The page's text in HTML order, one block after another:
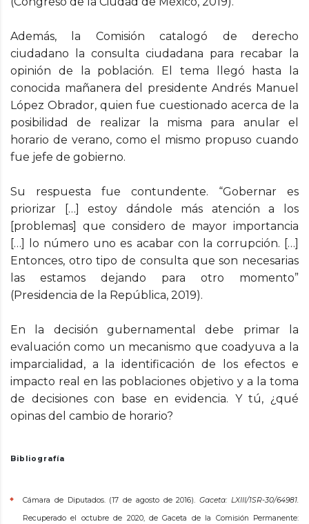
Además, la Comisión catalogó de derecho
ciudadano la consulta ciudadana para recabar la
opinión de la población. El tema llegó hasta la
conocida mañanera del presidente Andrés Manuel
López Obrador, quien fue cuestionado acerca de la
posibilidad de realizar la misma para anular el
horario de verano, como el mismo propuso cuando
fue jefe de gobierno.
Su respuesta fue contundente. “Gobernar es
priorizar […] estoy dándole más atención a los
[problemas] que considero de mayor importancia
[…] lo número uno es acabar con la corrupción. […]
Entonces, otro tipo de consulta que son necesarias
las estamos dejando para otro momento”
(Presidencia de la República, 2019).
En la decisión gubernamental debe primar la
evaluación como un mecanismo que coadyuva a la
imparcialidad, a la identificación de los efectos e
impacto real en las poblaciones objetivo y a la toma
de decisiones con base en evidencia. Y tú, ¿qué
opinas del cambio de horario?
Bibliografía
Cámara de Diputados. (17 de agosto de 2016).Gaceta: LXIII/1SR-30/64981.
Recuperado el octubre de 2020, de Gaceta de la Comisión Permanente: